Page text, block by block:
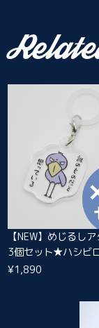
【NEW】めじるし
3個セット★ハシビ
¥1,890